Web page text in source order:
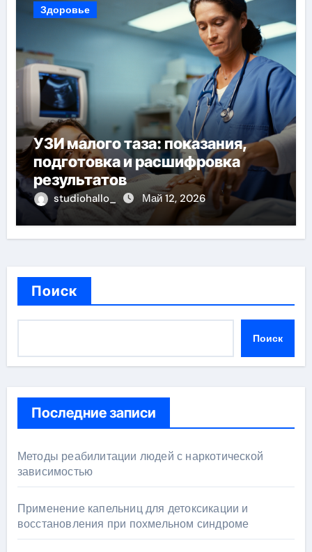
Здоровье
УЗИ малого таза: показания,
подготовка и расшифровка
результатов
studiohallo_ Май 12, 2026
Поиск
Поиск
Последние записи
Методы реабилитации людей с наркотической
зависимостью
Применение капельниц для детоксикации и
восстановления при похмельном синдроме